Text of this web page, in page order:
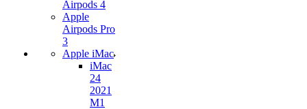
Airpods 4
Apple
Airpods Pro
3
Apple iMac
iMac
24
2021
M1